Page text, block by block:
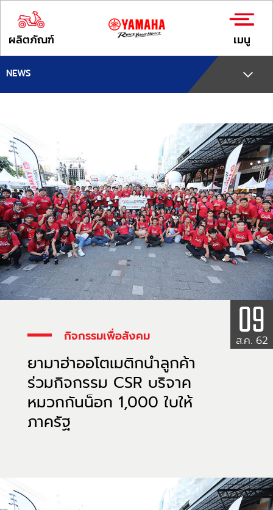
ผลิตภัณฑ์ เมนู
NEWS
กิจกรรมเพื่อสังคม
ยามาฮ่าออโตเมติกนำลูกค้า
ร่วมกิจกรรม CSR บริจาค
หมวกกันน็อก 1,000 ใบให้
ภาครัฐ
09
ส.ค. 62